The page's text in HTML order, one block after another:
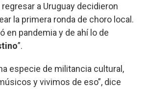
a Uruguay decidieron
la primera ronda de choro local.
en pandemia y de ahí lo de
”.
especie de militancia cultural,
y vivimos de eso”, dice